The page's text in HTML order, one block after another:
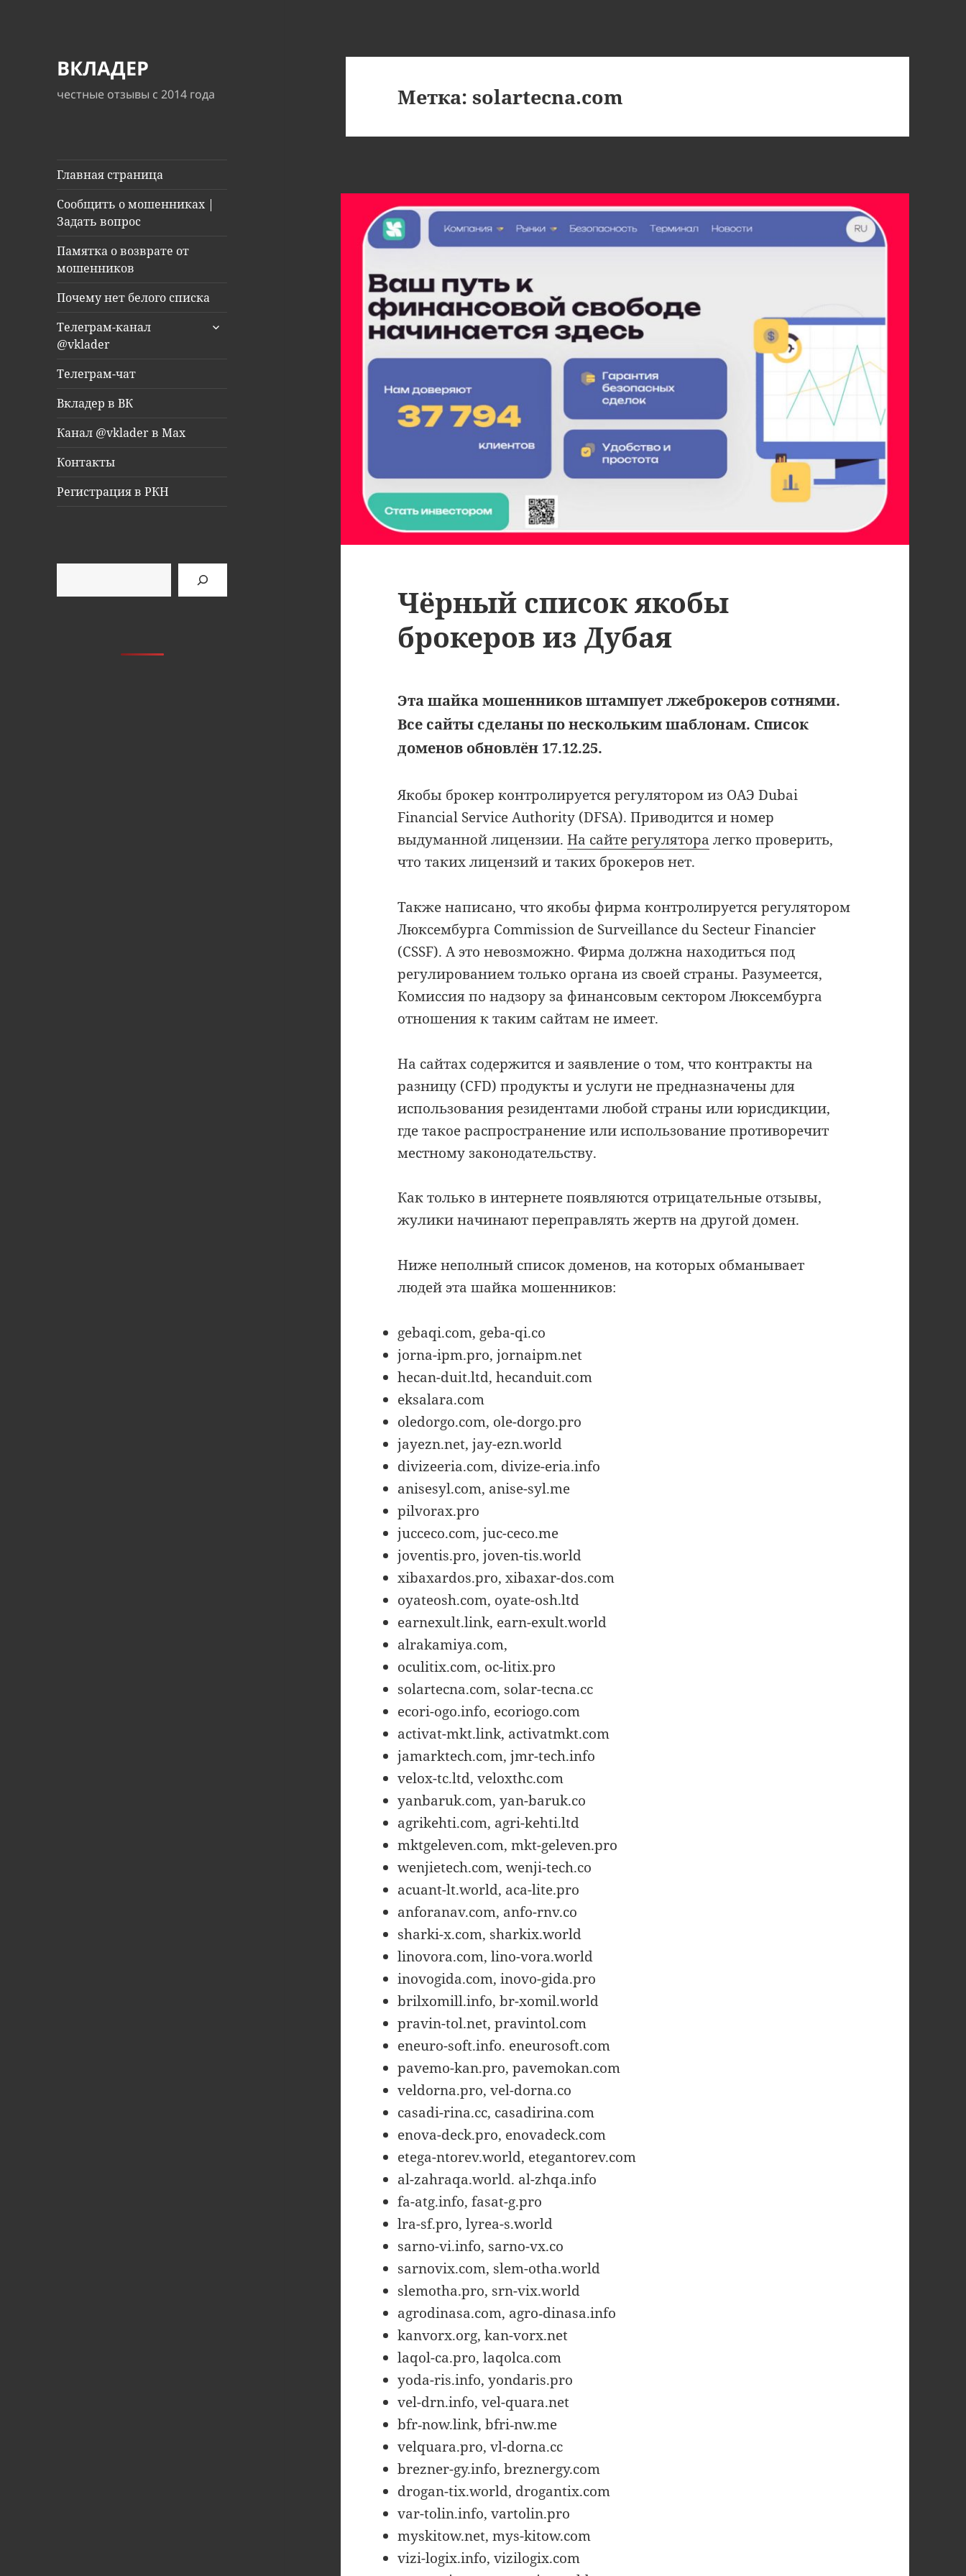
ВКЛАДЕР
честные отзывы с 2014 года
Главная страница
Сообщить о мошенниках |
Задать вопрос
Памятка о возврате от
мошенников
Почему нет белого списка
Телеграм-канал
@vklader
раскрыть
Телеграм-чат
Вкладер в ВК
Канал @vklader в Max
Контакты
Регистрация в РКН
Метка:solartecna.com
Чёрный список якобы
брокеров из Дубая
Эта шайка мошенников штампует лжеброкеров сотнями.
Все сайты сделаны по нескольким шаблонам. Список
доменов обновлён 17.12.25.
Якобы брокер контролируется регулятором из ОАЭ Dubai
Financial Service Authority (DFSA). Приводится и номер
выдуманной лицензии.На сайте регулятора легко проверить,
что таких лицензий и таких брокеров нет.
Также написано, что якобы фирма контролируется регулятором
Люксембурга Commission de Surveillance du Secteur Financier
(CSSF). А это невозможно. Фирма должна находиться под
регулированием только органа из своей страны. Разумеется,
Комиссия по надзору за финансовым сектором Люксембурга
отношения к таким сайтам не имеет.
На сайтах содержится и заявление о том, что контракты на
разницу (CFD) продукты и услуги не предназначены для
использования резидентами любой страны или юрисдикции,
где такое распространение или использование противоречит
местному законодательству.
Как только в интернете появляются отрицательные отзывы,
жулики начинают переправлять жертв на другой домен.
Ниже неполный список доменов, на которых обманывает
людей эта шайка мошенников:
gebaqi.com, geba-qi.co
jorna-ipm.pro, jornaipm.net
hecan-duit.ltd, hecanduit.com
eksalara.com
oledorgo.com, ole-dorgo.pro
jayezn.net, jay-ezn.world
divizeeria.com, divize-eria.info
anisesyl.com, anise-syl.me
pilvorax.pro
jucceco.com, juc-ceco.me
joventis.pro, joven-tis.world
xibaxardos.pro, xibaxar-dos.com
oyateosh.com, oyate-osh.ltd
earnexult.link, earn-exult.world
alrakamiya.com,
oculitix.com, oc-litix.pro
solartecna.com, solar-tecna.cc
ecori-ogo.info, ecoriogo.com
activat-mkt.link, activatmkt.com
jamarktech.com, jmr-tech.info
velox-tc.ltd, veloxthc.com
yanbaruk.com, yan-baruk.co
agrikehti.com, agri-kehti.ltd
mktgeleven.com, mkt-geleven.pro
wenjietech.com, wenji-tech.co
acuant-lt.world, aca-lite.pro
anforanav.com, anfo-rnv.co
sharki-x.com, sharkix.world
linovora.com, lino-vora.world
inovogida.com, inovo-gida.pro
brilxomill.info, br-xomil.world
pravin-tol.net, pravintol.com
eneuro-soft.info. eneurosoft.com
pavemo-kan.pro, pavemokan.com
veldorna.pro, vel-dorna.co
casadi-rina.cc, casadirina.com
enova-deck.pro, enovadeck.com
etega-ntorev.world, etegantorev.com
al-zahraqa.world. al-zhqa.info
fa-atg.info, fasat-g.pro
lra-sf.pro, lyrea-s.world
sarno-vi.info, sarno-vx.co
sarnovix.com, slem-otha.world
slemotha.pro, srn-vix.world
agrodinasa.com, agro‑dinasa.info
kanvorx.org, kan-vorx.net
laqol-ca.pro, laqolca.com
yoda-ris.info, yondaris.pro
vel-drn.info, vel-quara.net
bfr‑now.link, bfri‑nw.me
velquara.pro, vl-dorna.cc
brezner-gy.info, breznergy.com
drogan-tix.world, drogantix.com
var-tolin.info, vartolin.pro
myskitow.net, mys-kitow.com
vizi-logix.info, vizilogix.com